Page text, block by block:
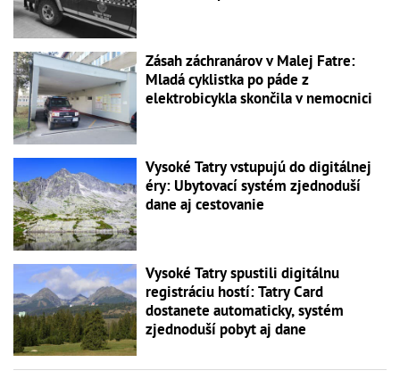
Zásah záchranárov v Malej Fatre:
Mladá cyklistka po páde z
elektrobicykla skončila v nemocnici
Vysoké Tatry vstupujú do digitálnej
éry: Ubytovací systém zjednoduší
dane aj cestovanie
Vysoké Tatry spustili digitálnu
registráciu hostí: Tatry Card
dostanete automaticky, systém
zjednoduší pobyt aj dane